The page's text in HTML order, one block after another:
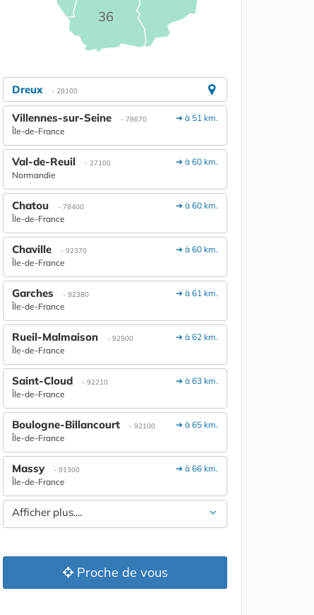
36
Dreux - 28100
➔ à 51 km.
Villennes-sur-Seine - 78670
Île-de-France
➔ à 60 km.
Val-de-Reuil - 27100
Normandie
➔ à 60 km.
Chatou - 78400
Île-de-France
➔ à 60 km.
Chaville - 92370
Île-de-France
➔ à 61 km.
Garches - 92380
Île-de-France
➔ à 62 km.
Rueil-Malmaison - 92500
Île-de-France
➔ à 63 km.
Saint-Cloud - 92210
Île-de-France
➔ à 65 km.
Boulogne-Billancourt - 92100
Île-de-France
➔ à 66 km.
Massy - 91300
Île-de-France
Afficher plus....
Proche de vous